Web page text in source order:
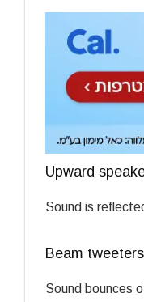
Upward
Sound is
Beam tweeters
Sound bounces